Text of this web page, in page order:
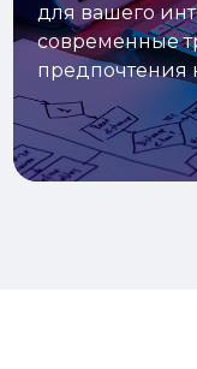
для вашего
современные
предпочтения